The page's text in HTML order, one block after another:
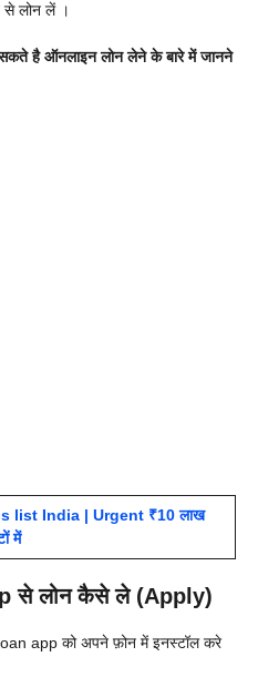
से लोन लें ।
सकते है ऑनलाइन लोन लेने के बारे में जानने
list India | Urgent ₹10 लाख
में
से लोन कैसे ले (Apply)
app को अपने फ़ोन में इनस्टॉल करे